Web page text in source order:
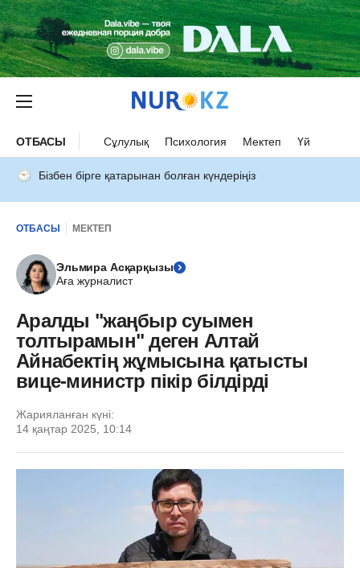
ОТБАСЫ Сұлулық Психология Мектеп Үй
Бізбен бірге қатарынан болған күндеріңіз
ОТБАСЫ МЕКТЕП
Эльмира Асқарқызы
Аға журналист
Аралды "жаңбыр суымен
толтырамын" деген Алтай
Айнабектің жұмысына қатысты
вице-министр пікір білдірді
Жарияланған күні:
14 қаңтар 2025, 10:14